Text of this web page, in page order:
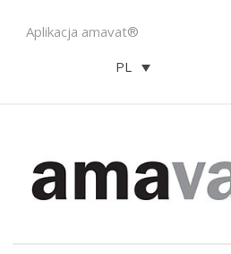
Aplikacja amavat®
PL